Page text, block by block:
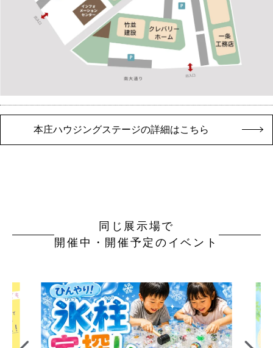
本庄ハウジングステージの詳細はこちら
同じ展示場で
開催中・開催予定のイベント